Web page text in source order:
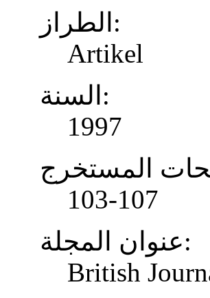
الطراز:
Artikel
السنة:
1997
103-107
عنوان المجلة:
British